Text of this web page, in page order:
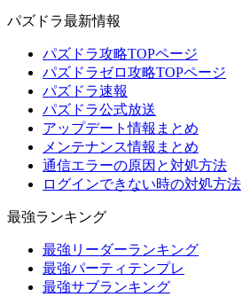
パズドラ最新情報
パズドラ攻略TOPページ
パズドラゼロ攻略TOPページ
パズドラ速報
パズドラ公式放送
アップデート情報まとめ
メンテナンス情報まとめ
通信エラーの原因と対処方法
ログインできない時の対処方法
最強ランキング
最強リーダーランキング
最強パーティテンプレ
最強サブランキング